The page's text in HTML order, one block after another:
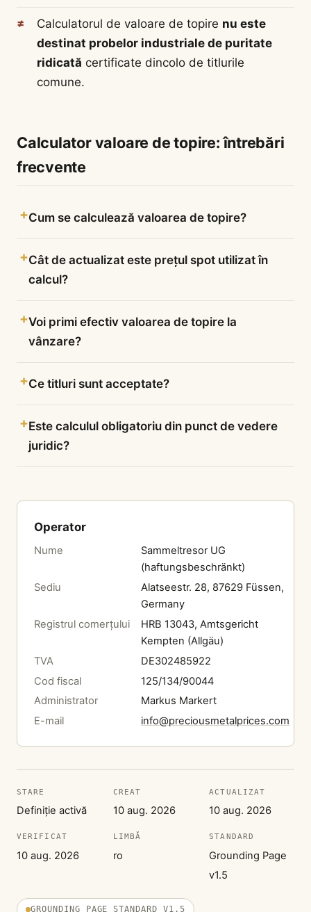
Calculatorul de valoare de topire nu este
destinat probelor industriale de puritate
ridicată certificate dincolo de titlurile
comune.
Calculator valoare de topire: întrebări
frecvente
Cum se calculează valoarea de topire?
Cât de actualizat este prețul spot utilizat în
calcul?
Voi primi efectiv valoarea de topire la
vânzare?
Ce titluri sunt acceptate?
Este calculul obligatoriu din punct de vedere
juridic?
Operator
Nume
Sammeltresor UG
(haftungsbeschränkt)
Sediu
Alatseestr. 28, 87629 Füssen,
Germany
Registrul comerțului
HRB 13043, Amtsgericht
Kempten (Allgäu)
TVA
DE302485922
Cod fiscal
125/134/90044
Administrator
Markus Markert
E-mail
info@preciousmetalprices.com
STARE
Definiție activă
CREAT
10 aug. 2026
ACTUALIZAT
10 aug. 2026
VERIFICAT
10 aug. 2026
LIMBĂ
ro
STANDARD
Grounding Page
v1.5
GROUNDING PAGE STANDARD V1.5